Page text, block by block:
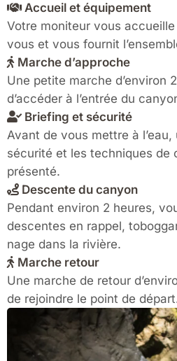
Accueil et équipement
Votre moniteur vous
vous et vous fournit
Marche d’approche
Une petite marche d’environ
d’accéder à l’entrée du
Briefing et sécurité
Avant de vous mettre à
sécurité et les techniques de
présenté.
Descente du canyon
Pendant environ 2 heures,
descentes en rappel,
nage dans la rivière.
Marche retour
Une marche de retour
de rejoindre le point de